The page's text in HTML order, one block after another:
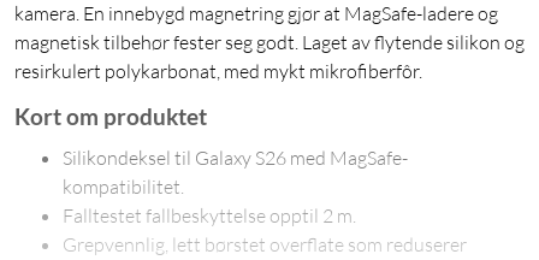
kamera. En innebygd magnetring gjør at MagSafe-ladere og
magnetisk tilbehør fester seg godt. Laget av flytende silikon og
resirkulert polykarbonat, med mykt mikrofiberfôr.
Kort om produktet
Silikondeksel til Galaxy S26 med MagSafe-
kompatibilitet.
Falltestet fallbeskyttelse opptil 2 m.
Grepvennlig, lett børstet overflate som reduserer